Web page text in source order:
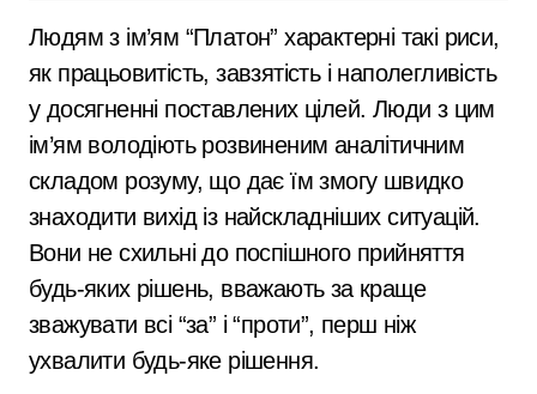
Людям з ім’ям “Платон” характерні такі риси,
як працьовитість, завзятість і наполегливість
у досягненні поставлених цілей. Люди з цим
ім’ям володіють розвиненим аналітичним
складом розуму, що дає їм змогу швидко
знаходити вихід із найскладніших ситуацій.
Вони не схильні до поспішного прийняття
будь-яких рішень, вважають за краще
зважувати всі “за” і “проти”, перш ніж
ухвалити будь-яке рішення.